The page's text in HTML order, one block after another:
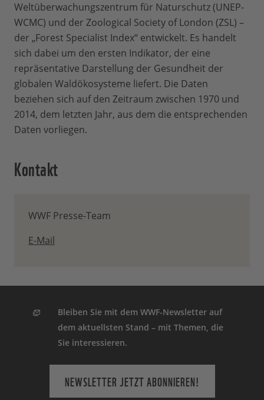
Weltüberwachungszentrum für Naturschutz (UNEP-
WCMC) und der Zoological Society of London (ZSL) –
der „Forest Specialist Index“ entwickelt. Es handelt
sich dabei um den ersten Indikator, der eine
repräsentative Darstellung der Gesundheit der
globalen Waldökosysteme liefert. Die Daten
beziehen sich auf den Zeitraum zwischen 1970 und
2014, dem letzten Jahr, aus dem die entsprechenden
Daten vorliegen.
Kontakt
WWF Presse-Team
E-Mail
Bleiben Sie mit dem WWF-Newsletter auf
dem aktuellsten Stand – mit Themen, die
Sie interessieren.
NEWSLETTER JETZT ABONNIEREN!